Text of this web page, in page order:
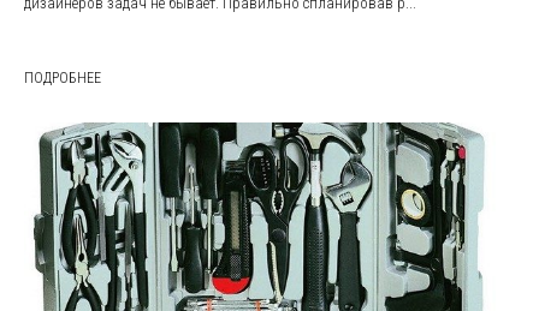
ПОДРОБНЕЕ